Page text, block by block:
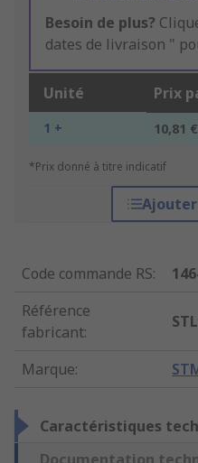
Besoin de plus?
dates de livraison "
Unité Prix
1 + 10,81 €
*Prix donné à titre indicatif
Code commande RS:
Référence
fabricant:
Marque:
Caractéristiques